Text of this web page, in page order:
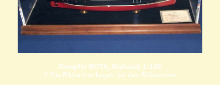
Dampfer ROTA, Maßstab 1:100
© Die Bildrechte liegen bei den Bildautoren